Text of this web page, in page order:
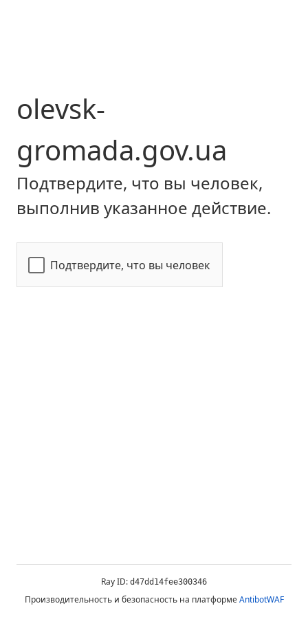
olevsk-
gromada.gov.ua
Подтвердите, что вы человек,
выполнив указанное действие.
Подтвердите, что вы человек
Ray ID: d47dd14fee300346
Производительность и безопасность на платформеAntibotWAF